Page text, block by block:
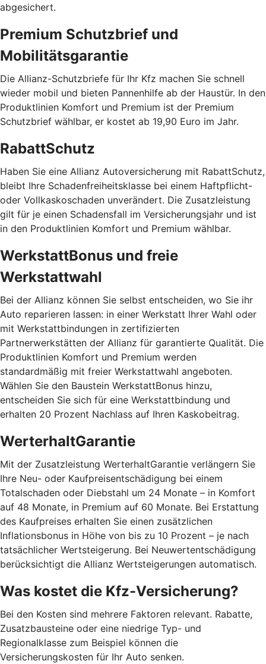
abgesichert.
Premium Schutzbrief und
Mobilitätsgarantie
Die Allianz-Schutzbriefe für Ihr Kfz machen Sie schnell
wieder mobil und bieten Pannenhilfe ab der Haustür. In den
Produktlinien Komfort und Premium ist der Premium
Schutzbrief wählbar, er kostet ab 19,90 Euro im Jahr.
RabattSchutz
Haben Sie eine Allianz Autoversicherung mit RabattSchutz,
bleibt Ihre Schadenfreiheitsklasse bei einem Haftpflicht-
oder Vollkaskoschaden unverändert. Die Zusatzleistung
gilt für je einen Schadensfall im Versicherungsjahr und ist
in den Produktlinien Komfort und Premium wählbar.
WerkstattBonus und freie
Werkstattwahl
Bei der Allianz können Sie selbst entscheiden, wo Sie ihr
Auto reparieren lassen: in einer Werkstatt Ihrer Wahl oder
mit Werkstattbindungen in zertifizierten
Partnerwerkstätten der Allianz für garantierte Qualität. Die
Produktlinien Komfort und Premium werden
standardmäßig mit freier Werkstattwahl angeboten.
Wählen Sie den Baustein WerkstattBonus hinzu,
entscheiden Sie sich für eine Werkstattbindung und
erhalten 20 Prozent Nachlass auf Ihren Kaskobeitrag.
WerterhaltGarantie
Mit der Zusatzleistung WerterhaltGarantie verlängern Sie
Ihre Neu- oder Kaufpreisentschädigung bei einem
Totalschaden oder Diebstahl um 24 Monate – in Komfort
auf 48 Monate, in Premium auf 60 Monate. Bei Erstattung
des Kaufpreises erhalten Sie einen zusätzlichen
Inflationsbonus in Höhe von bis zu 10 Prozent – je nach
tatsächlicher Wertsteigerung. Bei Neuwertentschädigung
berücksichtigt die Allianz Wertsteigerungen automatisch.
Was kostet die Kfz-Versicherung?
Bei den Kosten sind mehrere Faktoren relevant. Rabatte,
Zusatzbausteine oder eine niedrige Typ- und
Regionalklasse zum Beispiel können die
Versicherungskosten für Ihr Auto senken.